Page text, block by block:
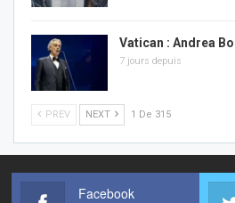
Vatican : Andrea
7 jours depuis
PREV NEXT 1 De 315
Facebook